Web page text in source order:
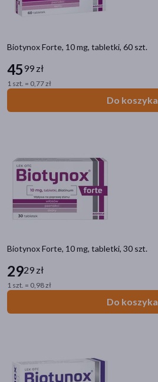
Biotynox Forte, 10 mg, tabletki, 60 szt.
4599 zł
1 szt. = 0,77 zł
Do koszyka
Biotynox Forte, 10 mg, tabletki, 30 szt.
2929 zł
1 szt. = 0,98 zł
Do koszyka